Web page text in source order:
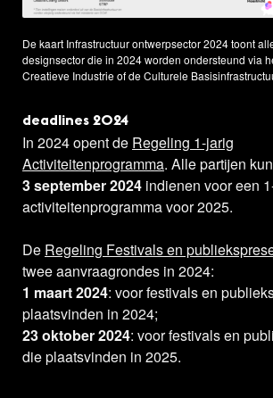
De kaart Infrastructuur ontwerpsector 2024 toont
designsector die in 2024 worden ondersteund via
Creatieve Industrie of de Culturele
deadlines 2024
In 2024 opent de Regeling 1-jarig
Activiteitenprogramma. Alle partijen
3 september 2024 indienen voor een
activiteitenprogramma voor 2025.
De Regeling Festivals en
twee aanvraagrondes in 2024:
1 maart 2024: voor festivals en
plaatsvinden in 2024;
23 oktober 2024: voor festivals en
die plaatsvinden in 2025.